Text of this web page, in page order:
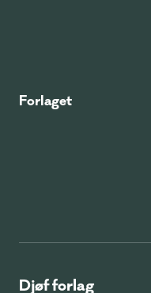
Forlaget
Djøf forlag